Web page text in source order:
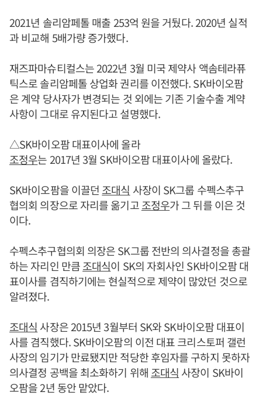
2021년 솔리암페톨 매출 253억 원을 거뒀다. 2020년 실적
과 비교해 5배가량 증가했다.
재즈파마슈티컬스는 2022년 3월 미국 제약사 액솜테라퓨
틱스로 솔리암페톨 상업화 권리를 이전했다. SK바이오팜
은 계약 당사자가 변경되는 것 외에는 기존 기술수출 계약
사항이 그대로 유지된다고 설명했다.
△SK바이오팜 대표이사에 올라
조정우는 2017년 3월 SK바이오팜 대표이사에 올랐다.
SK바이오팜을 이끌던 조대식 사장이 SK그룹 수펙스추구
협의회 의장으로 자리를 옮기고조정우가 그 뒤를 이은 것
이다.
수펙스추구협의회 의장은 SK그룹 전반의 의사결정을 총괄
하는 자리인 만큼조대식이 SK의 자회사인 SK바이오팜 대
표이사를 겸직하기에는 현실적으로 제약이 많았던 것으로
알려졌다.
조대식 사장은 2015년 3월부터 SK와 SK바이오팜 대표이
사를 겸직했다. SK바이오팜의 이전 대표 크리스토퍼 갤런
사장의 임기가 만료됐지만 적당한 후임자를 구하지 못하자
의사결정 공백을 최소화하기 위해 조대식 사장이 SK바이
오팜을 2년 동안 맡았다.